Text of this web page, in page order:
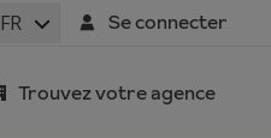
FR Se connecter
Trouvez votre agence